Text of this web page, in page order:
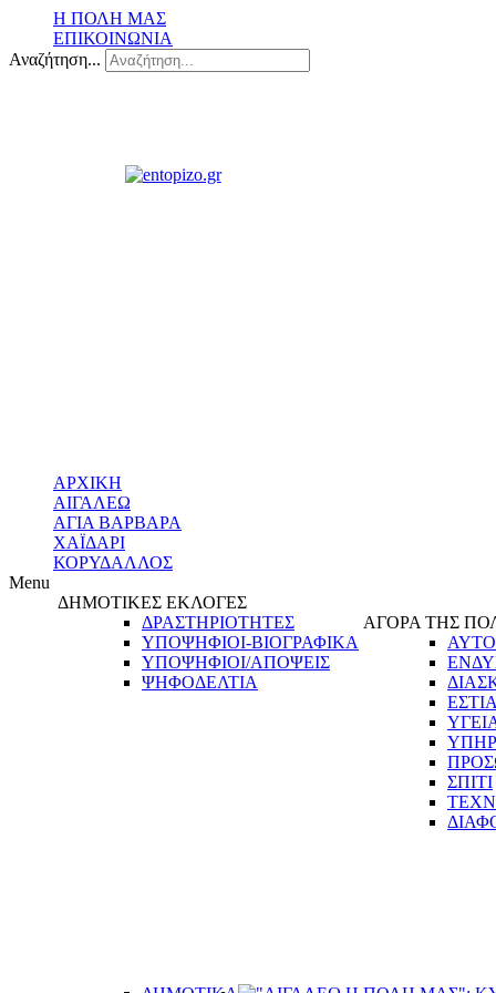
Η ΠΟΛΗ ΜΑΣ
ΕΠΙΚΟΙΝΩΝΙΑ
Αναζήτηση...
ΑΡΧΙΚΗ
ΑΙΓΑΛΕΩ
ΑΓΙΑ ΒΑΡΒΑΡΑ
ΧΑΪΔΑΡΙ
ΚΟΡΥΔΑΛΛΟΣ
Menu
ΔΗΜΟΤΙΚΕΣ ΕΚΛΟΓΕΣ
ΔΡΑΣΤΗΡΙΟΤΗΤΕΣ
ΥΠΟΨΗΦΙΟΙ-ΒΙΟΓΡΑΦΙΚΑ
ΥΠΟΨΗΦΙΟΙ/ΑΠΟΨΕΙΣ
ΨΗΦΟΔΕΛΤΙΑ
ΑΓΟΡΑ ΤΗΣ
ΣΠΙΤΙ